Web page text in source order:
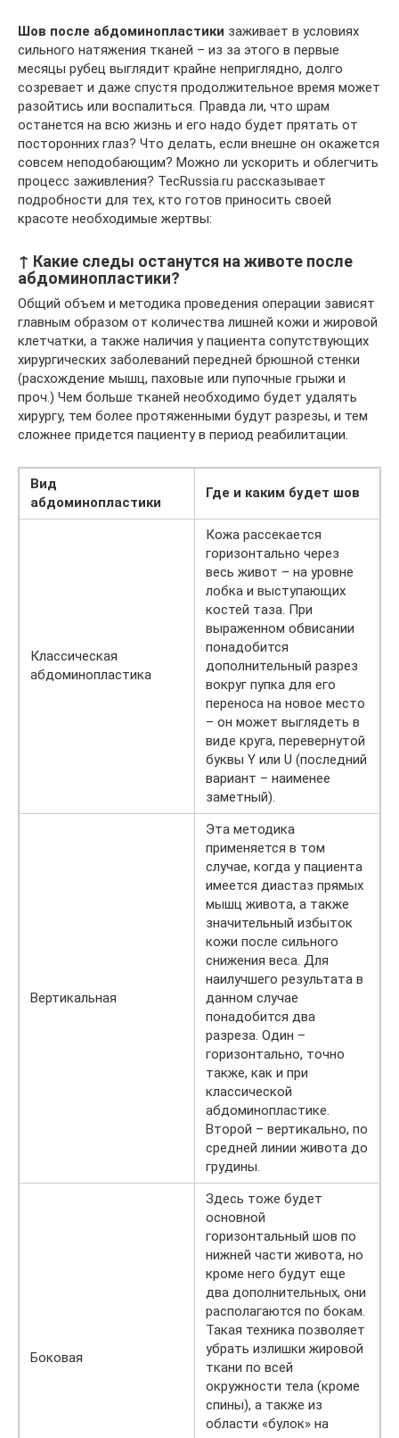
Шов после абдоминопластики заживает в условиях
сильного натяжения тканей – из за этого в первые
месяцы рубец выглядит крайне неприглядно, долго
созревает и даже спустя продолжительное время может
разойтись или воспалиться. Правда ли, что шрам
останется на всю жизнь и его надо будет прятать от
посторонних глаз? Что делать, если внешне он окажется
совсем неподобающим? Можно ли ускорить и облегчить
процесс заживления? TecRussia.ru рассказывает
подробности для тех, кто готов приносить своей
красоте необходимые жертвы:
↑ Какие следы останутся на животе после
абдоминопластики?
Общий объем и методика проведения операции зависят
главным образом от количества лишней кожи и жировой
клетчатки, а также наличия у пациента сопутствующих
хирургических заболеваний передней брюшной стенки
(расхождение мышц, паховые или пупочные грыжи и
проч.) Чем больше тканей необходимо будет удалять
хирургу, тем более протяженными будут разрезы, и тем
сложнее придется пациенту в период реабилитации.
Вид
абдоминопластики
Где и каким будет шов
Классическая
абдоминопластика
Кожа рассекается
горизонтально через
весь живот – на уровне
лобка и выступающих
костей таза. При
выраженном обвисании
понадобится
дополнительный разрез
вокруг пупка для его
переноса на новое место
– он может выглядеть в
виде круга, перевернутой
буквы Y или U (последний
вариант – наименее
заметный).
Вертикальная
Эта методика
применяется в том
случае, когда у пациента
имеется диастаз прямых
мышц живота, а также
значительный избыток
кожи после сильного
снижения веса. Для
наилучшего результата в
данном случае
понадобится два
разреза. Один –
горизонтально, точно
также, как и при
классической
абдоминопластике.
Второй – вертикально, по
средней линии живота до
грудины.
Боковая
Здесь тоже будет
основной
горизонтальный шов по
нижней части живота, но
кроме него будут еще
два дополнительных, они
располагаются по бокам.
Такая техника позволяет
убрать излишки жировой
ткани по всей
окружности тела (кроме
спины), а также из
области «булок» на